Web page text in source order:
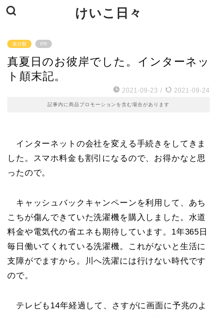
けいこ日々
未分類 PR
真夏日のお彼岸でした。インターネッ
ト顛末記。
2021-09-23 / 2021-09-24
記事内に商品プロモーションを含む場合があります
インターネットの会社を変える手続きをしてきま
した。スマホ料金も割引になるので、お得かなと思
ったので。
キャッシュバックキャンペーンを利用して、あち
こちが傷んできていた洗濯機を購入しました。水道
料金や電気代の省エネも期待しています。1年365日
毎日働いてくれている洗濯機。これがないと生活に
支障がでますから。川へ洗濯には行けない時代です
ので。
テレビも14年経過して、さすがに画面に予兆のよ